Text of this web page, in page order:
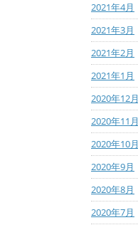
2021年4月
2021年3月
2021年2月
2021年1月
2020年12月
2020年11月
2020年10月
2020年9月
2020年8月
2020年7月